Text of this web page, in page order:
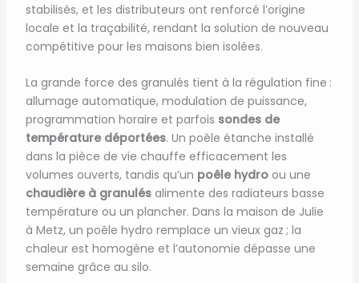
stabilisés, et les distributeurs ont renforcé l’origine
locale et la traçabilité, rendant la solution de nouveau
compétitive pour les maisons bien isolées.
La grande force des granulés tient à la régulation fine :
allumage automatique, modulation de puissance,
programmation horaire et parfois sondes de
température déportées. Un poêle étanche installé
dans la pièce de vie chauffe efficacement les
volumes ouverts, tandis qu’un poêle hydroou une
chaudière à granulésalimente des radiateurs basse
température ou un plancher. Dans la maison de Julie
à Metz, un poêle hydro remplace un vieux gaz ; la
chaleur est homogène et l’autonomie dépasse une
semaine grâce au silo.